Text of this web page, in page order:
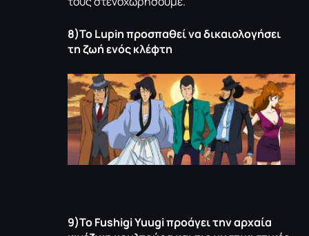
8)ΤοLupinπροσπαθεί να δικαιολογήσει
τη ζωή ενός κλέφτη
9)Το Fushigi Yuugiπροάγει την αρχαία